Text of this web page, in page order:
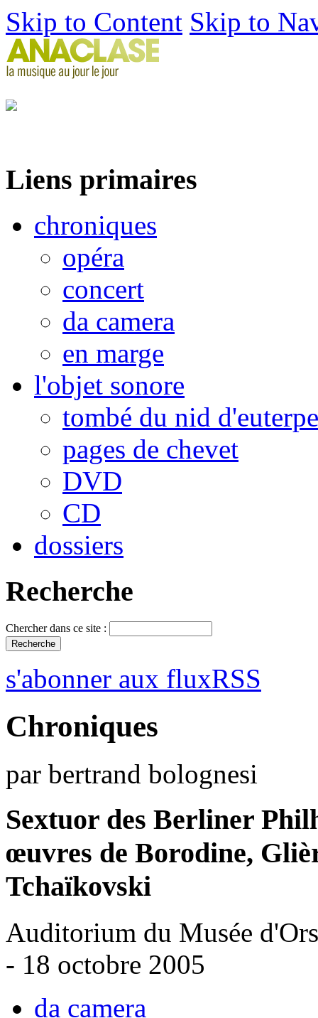
Skip to Content Skip to
Liens primaires
chroniques
opéra
concert
da camera
en marge
l'objet sonore
tombé du nid d'euterpe
pages de chevet
DVD
CD
dossiers
Recherche
Chercher dans ce site :
s'abonner aux fluxRSS
Chroniques
par bertrand bolognesi
Sextuor des Berliner
œuvres de Borodine,
Tchaïkovski
Auditorium du Musée
- 18 octobre 2005
da camera